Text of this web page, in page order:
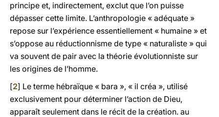
principe et, indirectement, exclut que l’on puisse
dépasser cette limite. L’anthropologie « adéquate »
repose sur l’expérience essentiellement « humaine » et
s’oppose au réductionnisme de type « naturaliste » qui
va souvent de pair avec la théorie évolutionniste sur
les origines de l’homme.
[2] Le terme hébraïque « bara », « il créa », utilisé
exclusivement pour déterminer l’action de Dieu,
apparaît seulement dans le récit de la création. au